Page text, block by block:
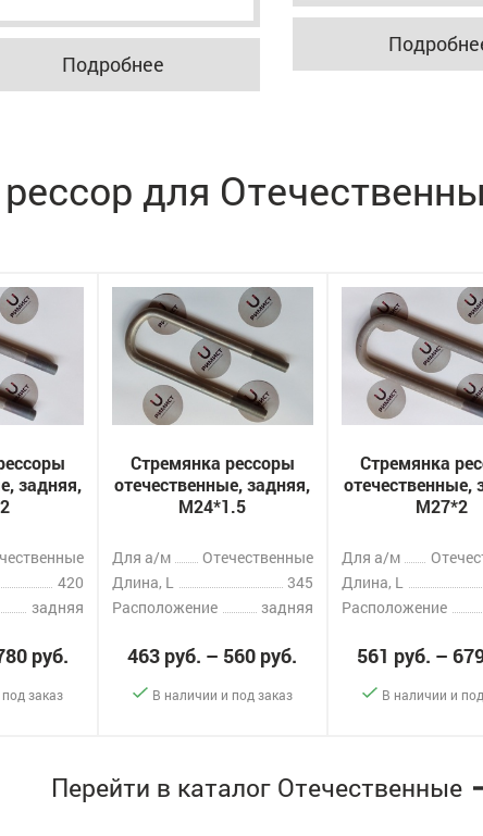
Подробнее
для
задняя,
420
задняя
руб.
заказ
Стремянка рессоры
отечественные, задняя,
M24*1.5
Для а/м
Отечественные
Длина, L
345
Расположение
задняя
463 руб. – 560 руб.
В наличии и под заказ
Стремянка
отечественные,
M27*2
Для а/м
Длина, L
Расположение
561 руб. –
В наличии и
Перейти в каталог Отечественные